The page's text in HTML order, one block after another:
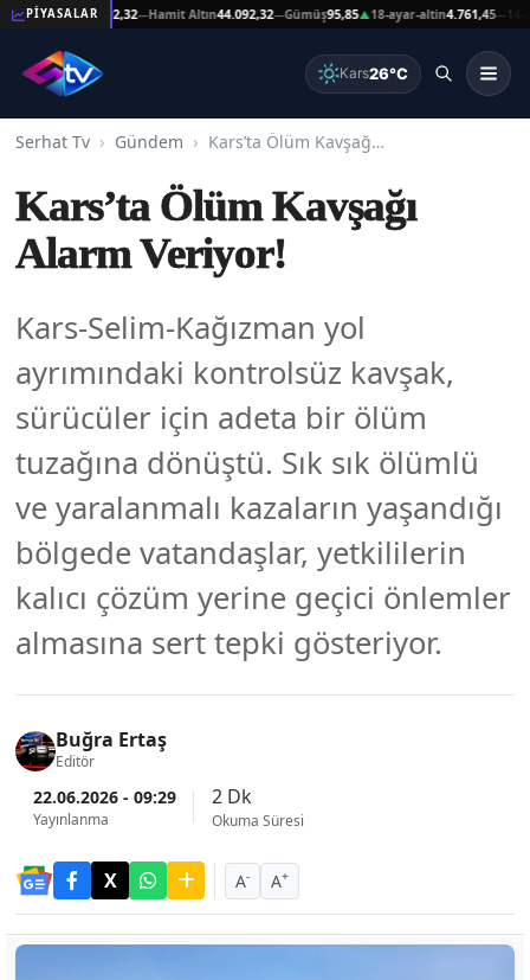
PİYASALAR
Altın44.092,32 —Hamit Altın44.092,32—Gümüş95,85▲18-ayar-altin4.761,45—14-ayar-
Kars26°C
Serhat Tv Gündem Kars’ta Ölüm Kavşağı Alarm Veriyor!
Kars’ta Ölüm Kavşağı
Alarm Veriyor!
Kars-Selim-Kağızman yol
ayrımındaki kontrolsüz kavşak,
sürücüler için adeta bir ölüm
tuzağına dönüştü. Sık sık ölümlü
ve yaralanmalı kazaların yaşandığı
bölgede vatandaşlar, yetkililerin
kalıcı çözüm yerine geçici önlemler
almasına sert tepki gösteriyor.
Buğra Ertaş
Editör
22.06.2026 - 09:29
Yayınlanma
2 Dk
Okuma Süresi
A- A+